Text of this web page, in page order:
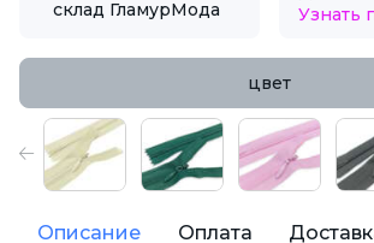
склад ГламурМода
Узнать
цвет
Описание Оплата